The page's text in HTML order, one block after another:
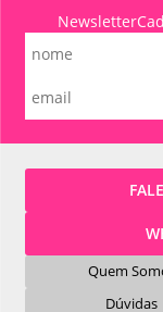
Newsletter
Quem
Dúvidas